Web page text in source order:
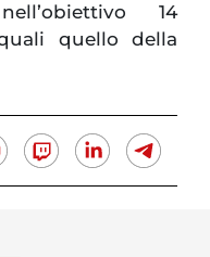
14
quello della